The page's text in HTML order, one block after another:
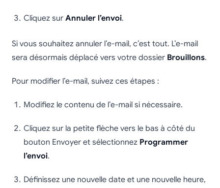
Cliquez sur Annuler l’envoi.
Si vous souhaitez annuler l’e-mail, c’est tout. L’e-mail
sera désormais déplacé vers votre dossier Brouillons.
Pour modifier l’e-mail, suivez ces étapes :
Modifiez le contenu de l’e-mail si nécessaire.
Cliquez sur la petite flèche vers le bas à côté du
bouton Envoyer et sélectionnez Programmer
l’envoi.
Définissez une nouvelle date et une nouvelle heure,